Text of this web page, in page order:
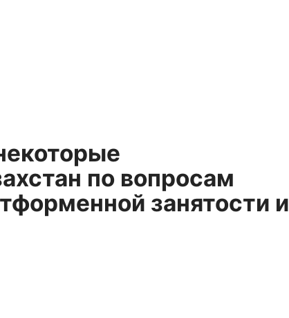
по вопросам
занятости и